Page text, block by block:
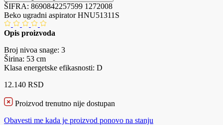
ŠIFRA: 8690842257599 1272008
Beko ugradni aspirator HNU51311S
Opis proizvoda
Broj nivoa snage: 3
Širina: 53 cm
Klasa energetske efikasnosti: D
12.140 RSD
Proizvod trenutno nije dostupan
Obavesti me kada je proizvod ponovo na stanju